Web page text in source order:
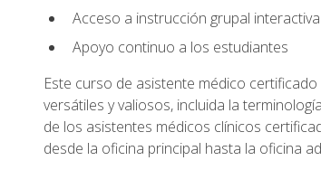
Acceso a instrucción grupal
Apoyo continuo a los estudiantes
Este curso de asistente médico
versátiles y valiosos, incluida la
de los asistentes médicos clínicos
desde la oficina principal hasta la oficina